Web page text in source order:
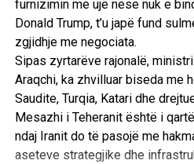
furnizimin me ujë nëse nuk e
Donald Trump, t’u japë fund
zgjidhje me negociata.
Sipas zyrtarëve rajonalë,
Araqchi, ka zhvilluar biseda me
Saudite, Turqia, Katari dhe
Mesazhi i Teheranit është i
ndaj Iranit do të pasojë me
aseteve strategjike dhe